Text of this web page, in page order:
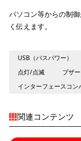
パソコン等からの制
く伝えます。
USB（バスパワー）
点灯/点滅
ブザー
インターフェースコン
関連コンテンツ